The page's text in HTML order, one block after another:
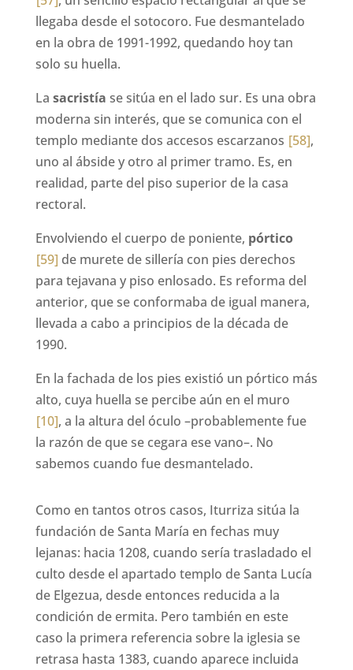
llegaba desde el sotocoro. Fue desmantelado
en la obra de 1991-1992, quedando hoy tan
solo su huella.
La sacristía se sitúa en el lado sur. Es una obra
moderna sin interés, que se comunica con el
templo mediante dos accesos escarzanos [58],
uno al ábside y otro al primer tramo. Es, en
realidad, parte del piso superior de la casa
rectoral.
Envolviendo el cuerpo de poniente, pórtico
[59] de murete de sillería con pies derechos
para tejavana y piso enlosado. Es reforma del
anterior, que se conformaba de igual manera,
llevada a cabo a principios de la década de
1990.
En la fachada de los pies existió un pórtico más
alto, cuya huella se percibe aún en el muro
[10], a la altura del óculo –probablemente fue
la razón de que se cegara ese vano–. No
sabemos cuando fue desmantelado.
Como en tantos otros casos, Iturriza sitúa la
fundación de Santa María en fechas muy
lejanas: hacia 1208, cuando sería trasladado el
culto desde el apartado templo de Santa Lucía
de Elgezua, desde entonces reducida a la
condición de ermita. Pero también en este
caso la primera referencia sobre la iglesia se
retrasa hasta 1383, cuando aparece incluida